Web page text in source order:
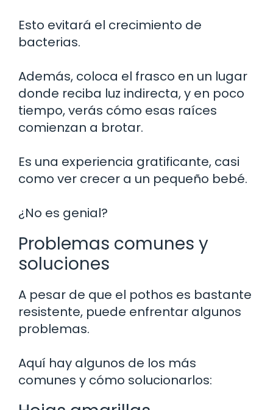
Esto evitará el crecimiento de
bacterias.
Además, coloca el frasco en un lugar
donde reciba luz indirecta, y en poco
tiempo, verás cómo esas raíces
comienzan a brotar.
Es una experiencia gratificante, casi
como ver crecer a un pequeño bebé.
¿No es genial?
Problemas comunes y
soluciones
A pesar de que el pothos es bastante
resistente, puede enfrentar algunos
problemas.
Aquí hay algunos de los más
comunes y cómo solucionarlos: